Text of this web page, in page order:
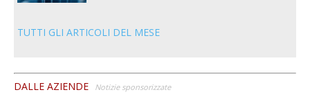
TUTTI GLI ARTICOLI DEL MESE
DALLE AZIENDE Notizie sponsorizzate